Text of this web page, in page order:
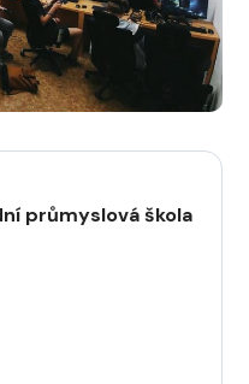
průmyslová škola